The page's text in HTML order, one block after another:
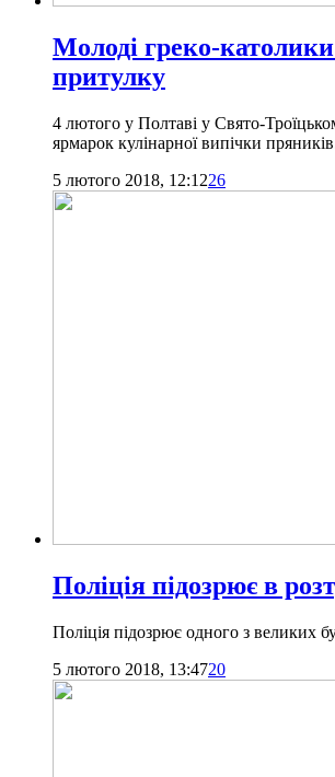
Молоді греко-
притулку
4 лютого у Полтаві у Свято-
ярмарок кулінарної випічки
5 лютого 2018, 12:1226
Поліція підозрює в
Поліція підозрює одного з великих
5 лютого 2018, 13:4720